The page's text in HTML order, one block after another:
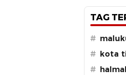
TAG
#
#
kota
#